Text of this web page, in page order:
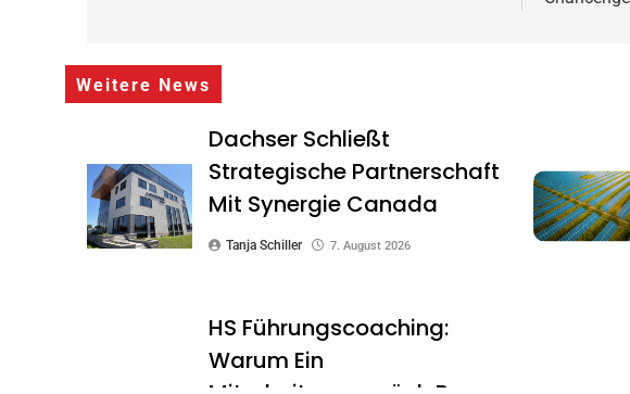
Weitere News
Dachser Schließt
Strategische Partnerschaft
Mit Synergie Canada
Tanja Schiller 7. August 2026
HS Führungscoaching:
Warum Ein